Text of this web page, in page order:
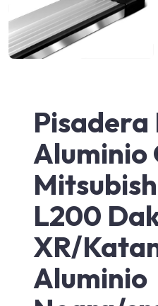
Pisadera
Aluminio
L200
XR/
Aluminio